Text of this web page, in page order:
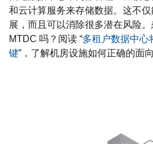
和云计算服务来存储数据。这不
展，而且可以消除很多潜在风险
MTDC 吗？阅读 “多租户数据中心
键”，了解机房设施如何正确的面向